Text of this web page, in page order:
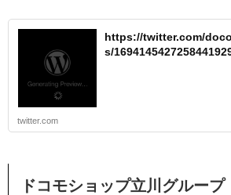
https://twitter.com/
s/
twitter.com
ドコモショップ立川グループ